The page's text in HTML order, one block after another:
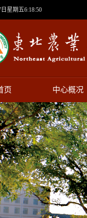
星期五6:18:51
页 中心概况